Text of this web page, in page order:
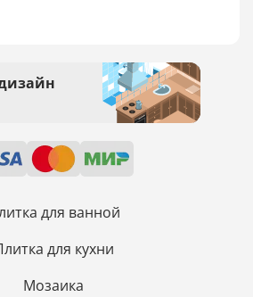
для ванной
для кухни
Мозаика